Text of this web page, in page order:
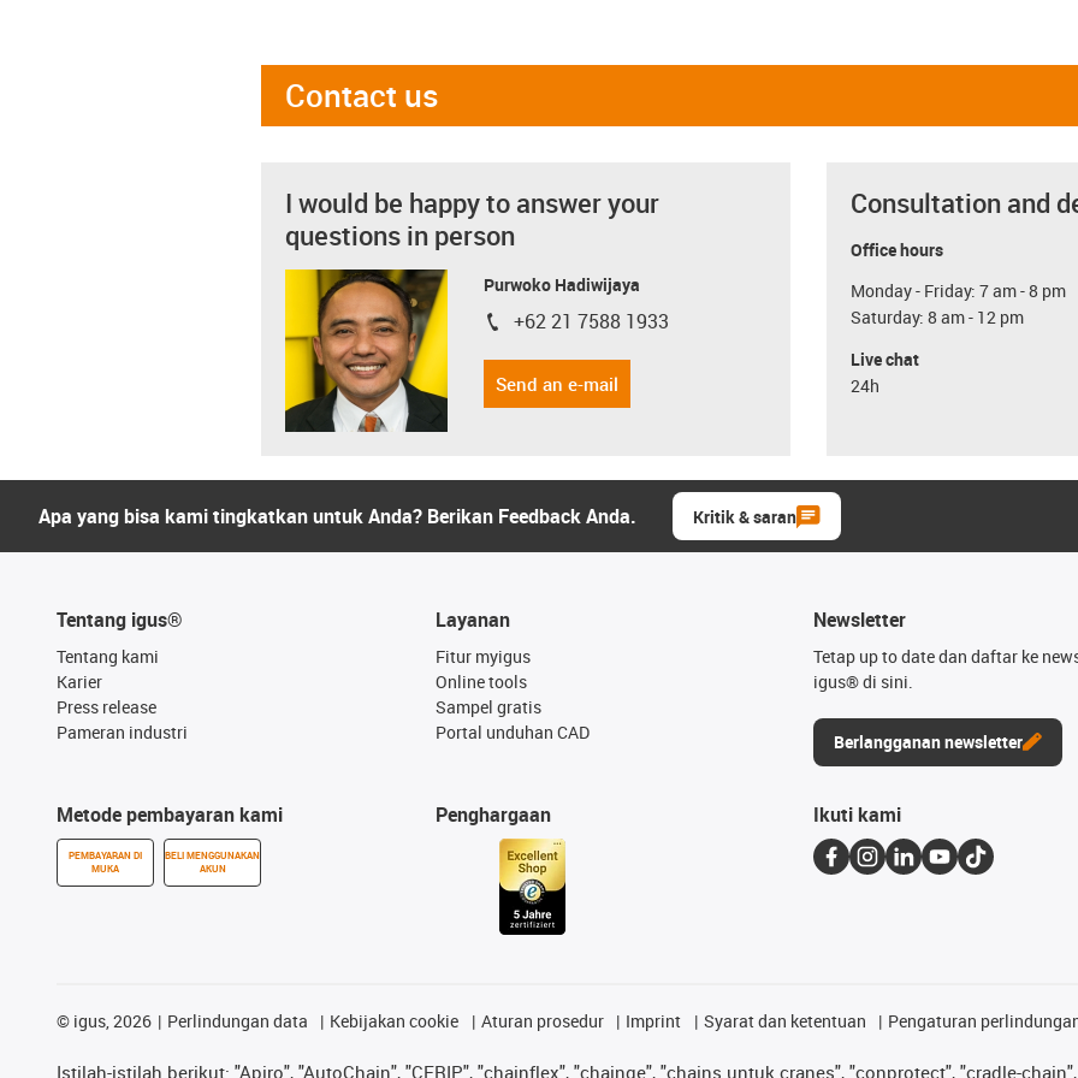
Contact us
I would be happy to answer your
questions in person
Purwoko Hadiwijaya
igus-icon-phone
+62 21 7588 1933
Send an e-mail
Consultation and
Office hours
Monday - Friday: 7 am - 8 pm
Saturday: 8 am - 12 pm
Live chat
24h
Apa yang bisa kami tingkatkan untuk Anda? Berikan Feedback Anda. Kritik & saran
Tentang igus®
Tentang kami
Karier
Press release
Pameran industri
Metode pembayaran kami
PEMBAYARAN DI
MUKA
BELI MENGGUNAKAN
AKUN
Layanan
Fitur myigus
Online tools
Sampel gratis
Portal unduhan CAD
Penghargaan
Newsletter
Tetap up to date dan daftar ke
igus® di sini.
Berlangganan newsletter
Ikuti kami
© igus, 2026 Perlindungan data Kebijakan cookie Aturan prosedur Imprint Syarat dan ketentuan Pengaturan
Istilah-istilah berikut: "Apiro", "AutoChain", "CFRIP", "chainflex", "chainge", "chains untuk cranes", "conprotect", "cradle-